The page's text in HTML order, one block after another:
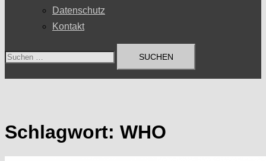
Datenschutz
Kontakt
Suchen
Schlagwort: WHO